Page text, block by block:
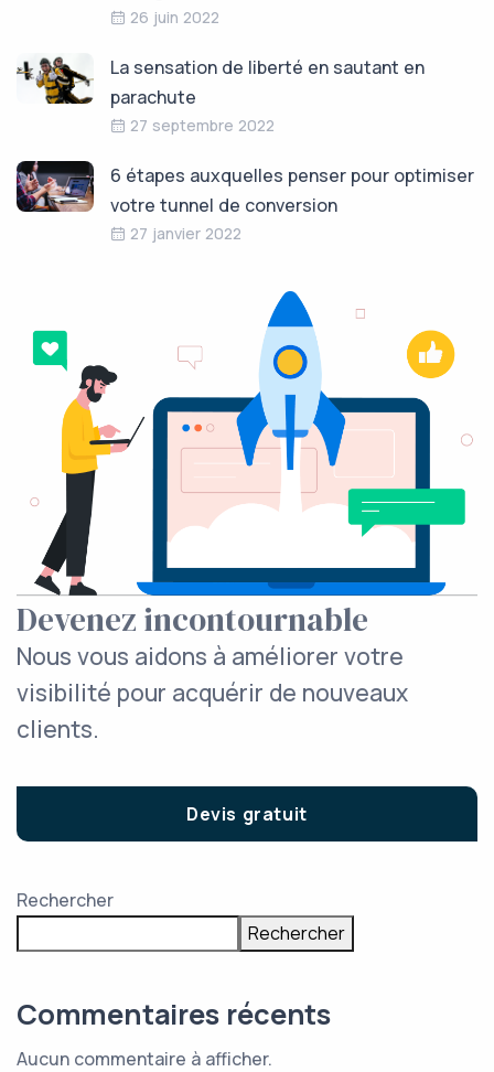
26 juin 2022
La sensation de liberté en sautant en
parachute
27 septembre 2022
6 étapes auxquelles penser pour optimiser
votre tunnel de conversion
27 janvier 2022
Devenez incontournable
Nous vous aidons à améliorer votre
visibilité pour acquérir de nouveaux
clients.
Devis gratuit
Rechercher
Rechercher
Commentaires récents
Aucun commentaire à afficher.